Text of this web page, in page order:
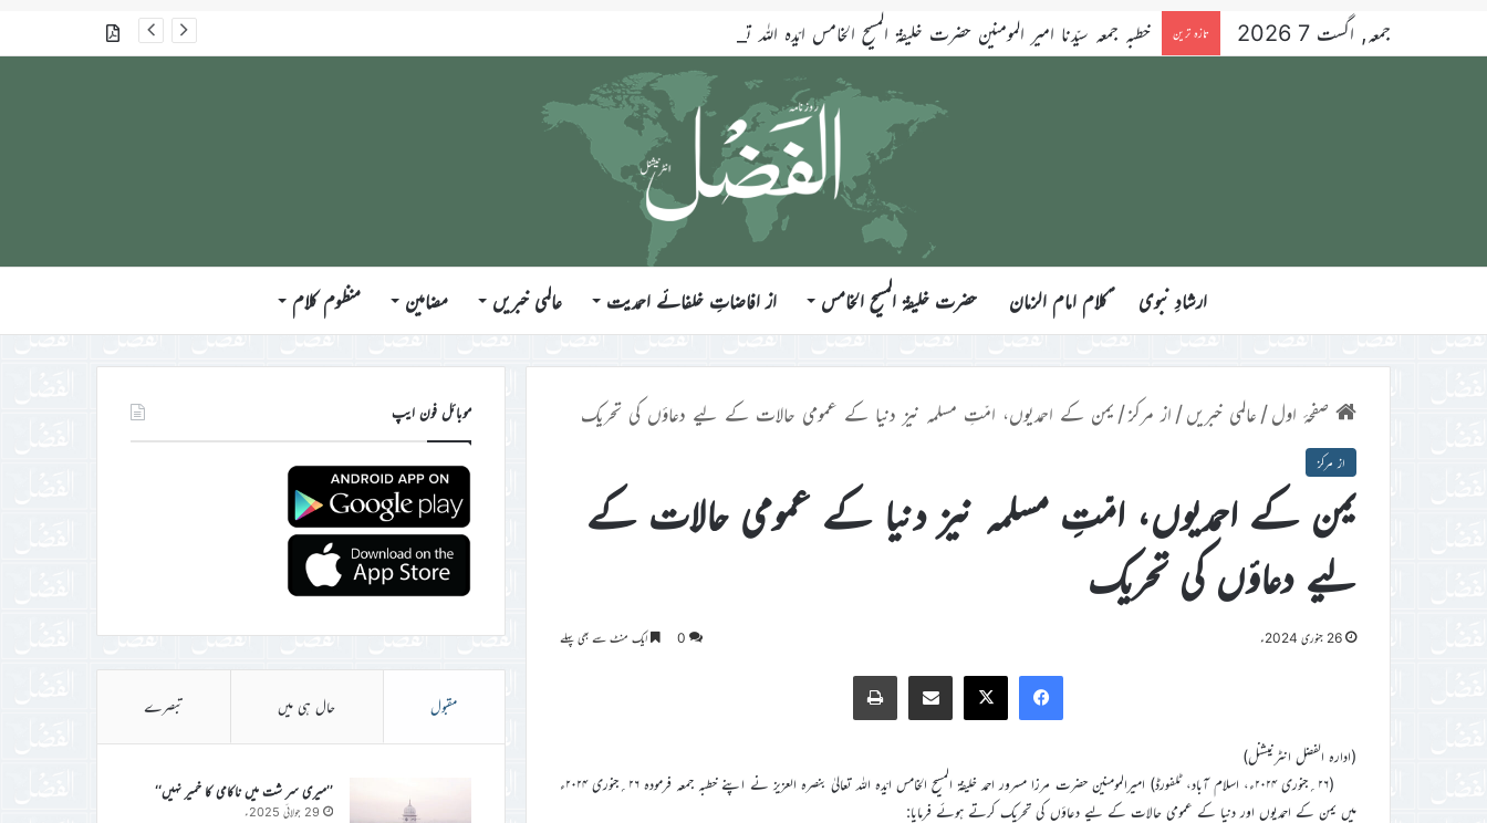
جمعہ, اگست 7 2026 تازہ ترین خطبہ جمعہ سیّدنا امیر المومنین حضرت خلیفۃ المسیح الخامس ایّدہ اللہ تعالیٰ بنصرہ العزیز فرمودہ 17؍جولائی 2026ء گذشتہ شمارے
ارشادِ نبوی ؑکلام امام الزمان حضرت خلیفۃ المسیح الخامس از افاضاتِ خلفائے احمدیت عالمی خبریں مضامین منظوم کلام
صفحۂ اول/ عالمی خبریں/ از مرکز/ یمن کے احمدیوں، امّتِ مسلمہ نیز دنیا کے عمومی حالات کے لیے دعاؤں کی تحریک
از مرکز
یمن کے احمدیوں، امّتِ مسلمہ نیز دنیا کے عمومی حالات کے
لیے دعاؤں کی تحریک
26 جنوری 2024ء 0 ایک منٹ سے بھی پہلے
Facebook
X
Share via Email
Print
(ادارہ الفضل انٹرنیشنل)
(۲۶؍جنوری ۲۰۲۴ء، اسلام آباد، ٹلفورڈ) امیرالمومنین حضرت مرزا مسرور احمد خلیفۃ المسیح الخامس ایّدہ اللہ تعالیٰ بنصرہ العزیز نے اپنے خطبہ جمعہ فرمودہ ۲۶؍جنوری ۲۰۲۴ء
میں یمن کے احمدیوں اور دنیا کے عمومی حالات کے لیے دعاؤں کی تحریک کرتے ہوئے فرمایا:
موبائل فون ایپ
مقبول حال ہی میں تبصرے
’’میری سر شت میں ناکامی کا خمیر نہیں‘‘
29 جولائی 2025ء